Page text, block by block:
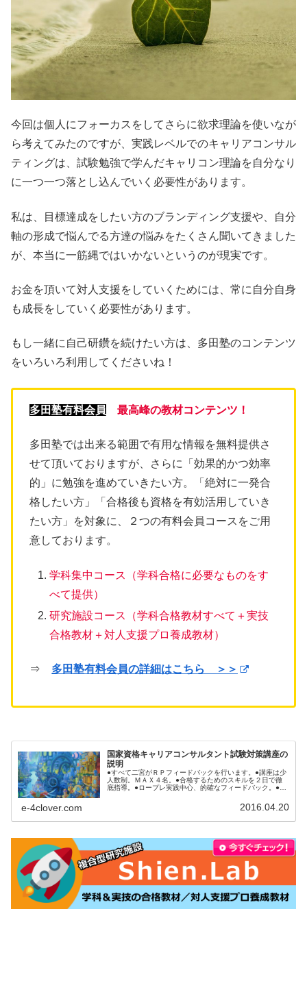
今回は個人にフォーカスをしてさらに欲求理論を使いなが
ら考えてみたのですが、実践レベルでのキャリアコンサル
ティングは、試験勉強で学んだキャリコン理論を自分なり
に一つ一つ落とし込んでいく必要性があります。
私は、目標達成をしたい方のブランディング支援や、自分
軸の形成で悩んでる方達の悩みをたくさん聞いてきました
が、本当に一筋縄ではいかないというのが現実です。
お金を頂いて対人支援をしていくためには、常に自分自身
も成長をしていく必要性があります。
もし一緒に自己研鑽を続けたい方は、多田塾のコンテンツ
をいろいろ利用してくださいね！
多田塾有料会員 最高峰の教材コンテンツ！
多田塾では出来る範囲で有用な情報を無料提供さ
せて頂いておりますが、さらに「効果的かつ効率
的」に勉強を進めていきたい方。「絶対に一発合
格したい方」「合格後も資格を有効活用していき
たい方」を対象に、２つの有料会員コースをご用
意しております。
学科集中コース（学科合格に必要なものをす
べて提供）
研究施設コース（学科合格教材すべて＋実技
合格教材＋対人支援プロ養成教材）
⇒ 多田塾有料会員の詳細はこちら ＞＞
国家資格キャリアコンサルタント試験対策講座の
説明
●すべて二宮がＲＰフィードバックを行います。●講座は少
人数制。ＭＡＸ４名。●合格するためのスキルを２日で徹
底指導。●ロープレ実践中心、的確なフィードバック。●受
e-4clover.com 2016.04.20